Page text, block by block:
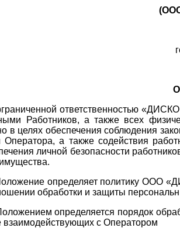
ответственностью
Работников, а также всех
в целях обеспечения соблюдения
Оператора,а также содействия
личной безопасности
определяет политику ООО
обработки и защиты
определяется порядок
взаимодействующих с Оператором